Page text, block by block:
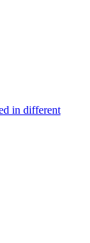
in different